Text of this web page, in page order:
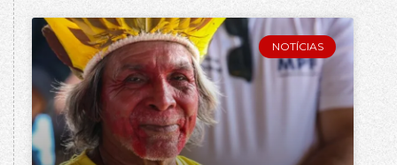
NOTÍCIAS